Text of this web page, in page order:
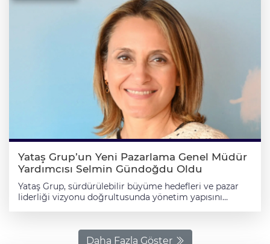
Yataş Grup’un Yeni Pazarlama Genel Müdür
Yardımcısı Selmin Gündoğdu Oldu
Yataş Grup, sürdürülebilir büyüme hedefleri ve pazar
liderliği vizyonu doğrultusunda yönetim yapısını
olarak görev yapan Selmin Gündoğdu, Yataş Grup
Pazarlama Genel Müdür Yardımcısı görevine atandı.
Daha Fazla Göster